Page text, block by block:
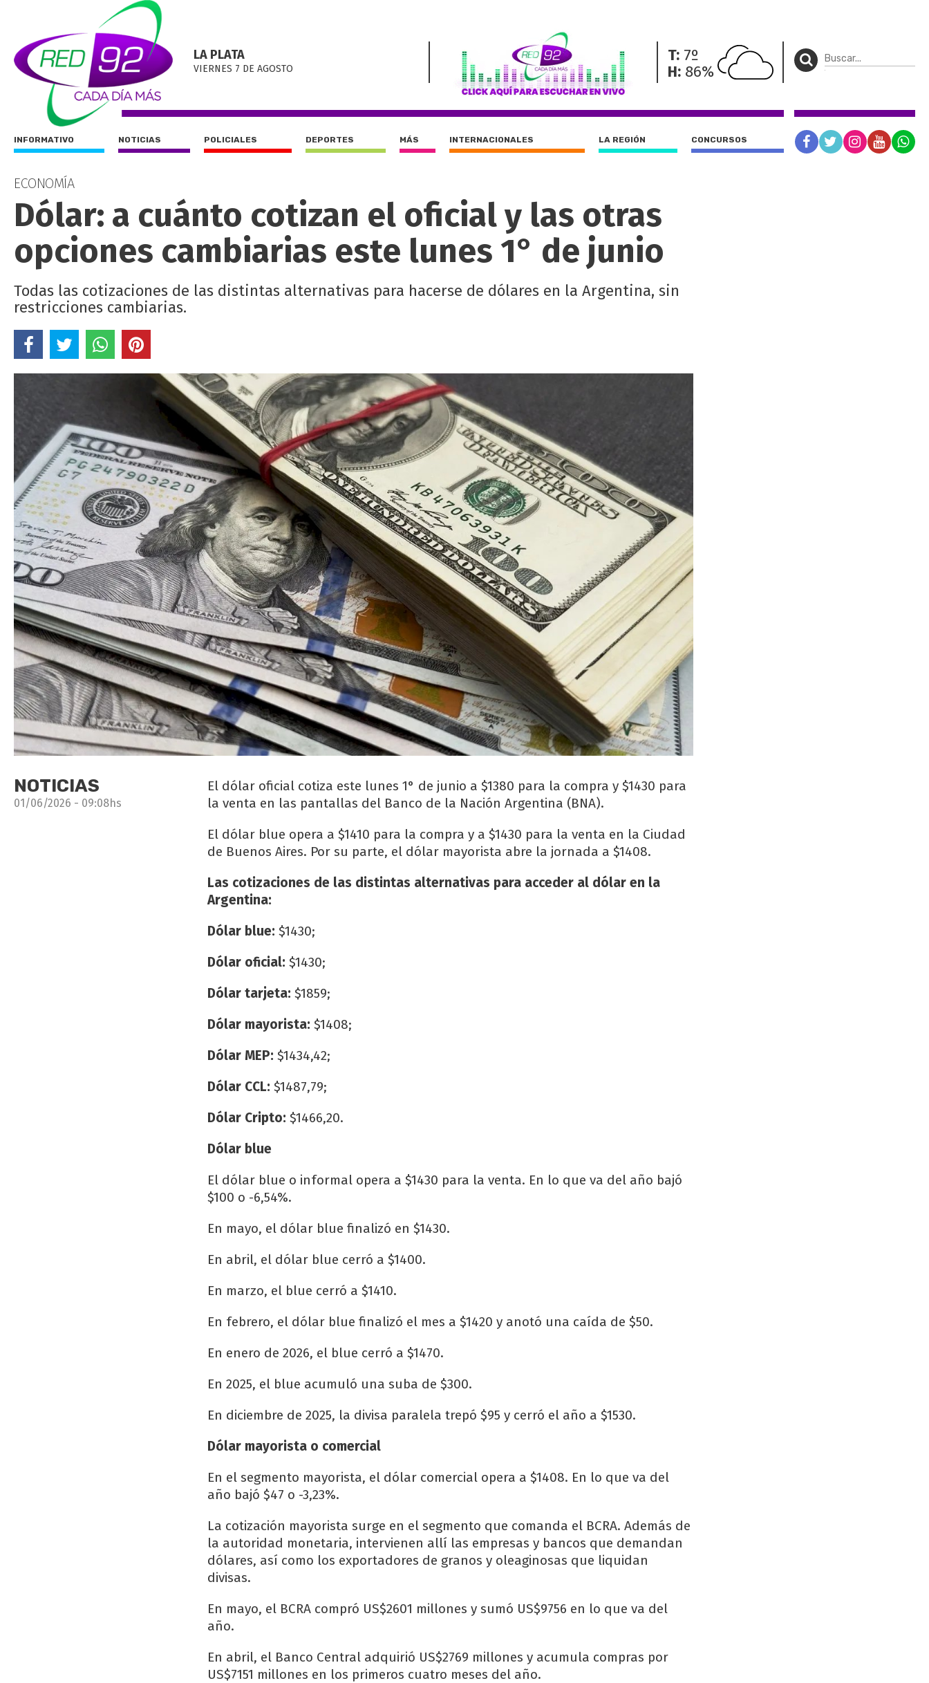
LA PLATA
VIERNES 7 DE AGOSTO
T: 7º
H: 86%
INFORMATIVO NOTICIAS POLICIALES DEPORTES MÁS INTERNACIONALES LA REGIÓN CONCURSOS
ECONOMÍA
Dólar: a cuánto cotizan el oficial y las otras
opciones cambiarias este lunes 1° de junio
Todas las cotizaciones de las distintas alternativas para hacerse de dólares en la Argentina, sin
restricciones cambiarias.
NOTICIAS
01/06/2026 - 09:08hs
El dólar oficial cotiza este lunes 1° de junio a $1380 para la compra y $1430 para
la venta en las pantallas del Banco de la Nación Argentina (BNA).
El dólar blue opera a $1410 para la compra y a $1430 para la venta en la Ciudad
de Buenos Aires. Por su parte, el dólar mayorista abre la jornada a $1408.
Las cotizaciones de las distintas alternativas para acceder al dólar en la
Argentina:
Dólar blue: $1430;
Dólar oficial: $1430;
Dólar tarjeta: $1859;
Dólar mayorista: $1408;
Dólar MEP: $1434,42;
Dólar CCL: $1487,79;
Dólar Cripto: $1466,20.
Dólar blue
El dólar blue o informal opera a $1430 para la venta. En lo que va del año bajó
$100 o -6,54%.
En mayo, el dólar blue finalizó en $1430.
En abril, el dólar blue cerró a $1400.
En marzo, el blue cerró a $1410.
En febrero, el dólar blue finalizó el mes a $1420 y anotó una caída de $50.
En enero de 2026, el blue cerró a $1470.
En 2025, el blue acumuló una suba de $300.
En diciembre de 2025, la divisa paralela trepó $95 y cerró el año a $1530.
Dólar mayorista o comercial
En el segmento mayorista, el dólar comercial opera a $1408. En lo que va del
año bajó $47 o -3,23%.
La cotización mayorista surge en el segmento que comanda el BCRA. Además de
la autoridad monetaria, intervienen allí las empresas y bancos que demandan
dólares, así como los exportadores de granos y oleaginosas que liquidan
divisas.
En mayo, el BCRA compró US$2601 millones y sumó US$9756 en lo que va del
año.
En abril, el Banco Central adquirió US$2769 millones y acumula compras por
US$7151 millones en los primeros cuatro meses del año.